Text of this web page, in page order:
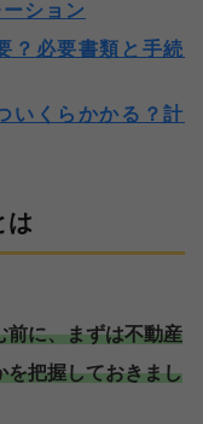
ション
？必要書類と手続
いくらかかる？計
は
前に、まずは不動産
を把握しておきまし